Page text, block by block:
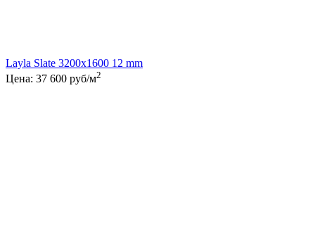
Layla Slate 3200x1600 12 mm
Цена: 37 600 руб/м2